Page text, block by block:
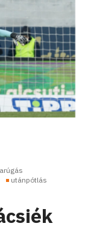
utánpótlás